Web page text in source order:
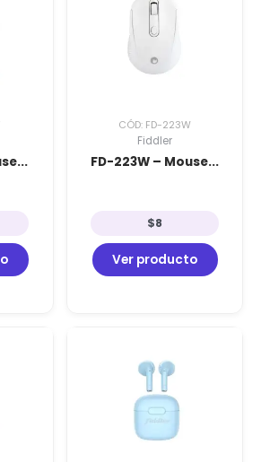
CÓD: FD-223W
Fiddler
FD-223W – Mouse...
$8
Ver producto